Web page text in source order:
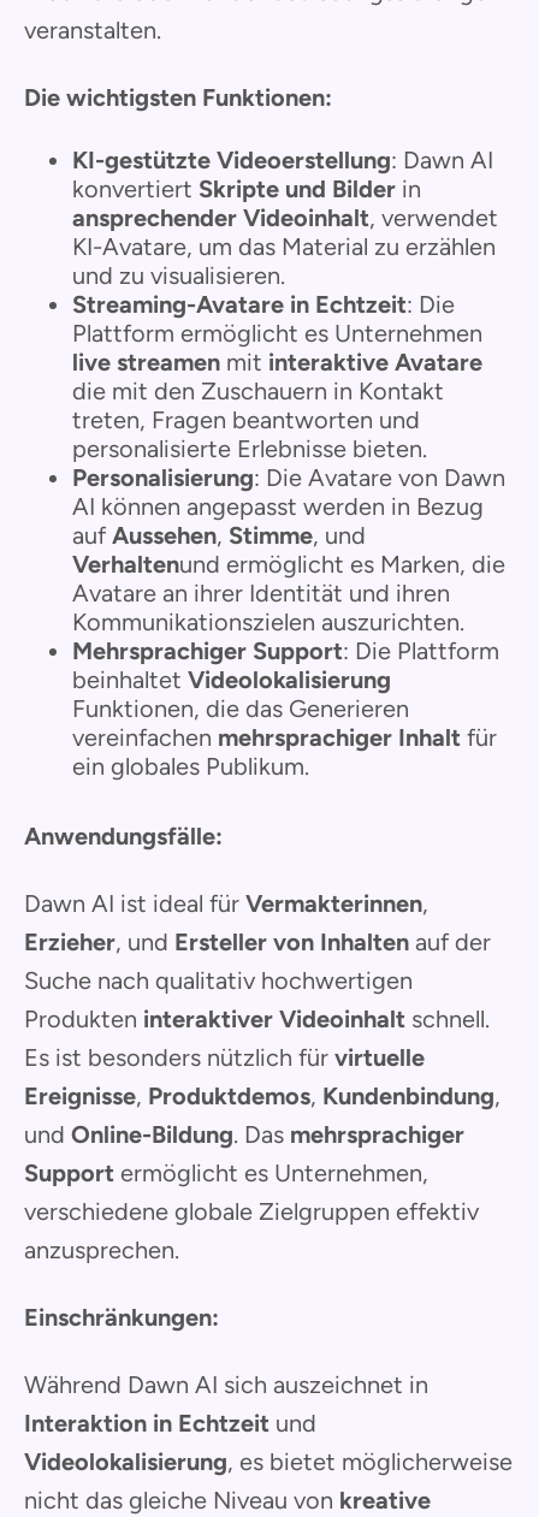
veranstalten.
Die wichtigsten Funktionen:
KI-gestützte Videoerstellung: Dawn AI
konvertiert Skripte und Bilder in
ansprechender Videoinhalt, verwendet
KI-Avatare, um das Material zu erzählen
und zu visualisieren.
Streaming-Avatare in Echtzeit: Die
Plattform ermöglicht es Unternehmen
live streamen mit interaktive Avatare
die mit den Zuschauern in Kontakt
treten, Fragen beantworten und
personalisierte Erlebnisse bieten.
Personalisierung: Die Avatare von Dawn
AI können angepasst werden in Bezug
auf Aussehen, Stimme, und
Verhaltenund ermöglicht es Marken, die
Avatare an ihrer Identität und ihren
Kommunikationszielen auszurichten.
Mehrsprachiger Support: Die Plattform
beinhaltet Videolokalisierung
Funktionen, die das Generieren
vereinfachen mehrsprachiger Inhalt für
ein globales Publikum.
Anwendungsfälle:
Dawn AI ist ideal für Vermakterinnen,
Erzieher, und Ersteller von Inhalten auf der
Suche nach qualitativ hochwertigen
Produkten interaktiver Videoinhalt schnell.
Es ist besonders nützlich für virtuelle
Ereignisse, Produktdemos, Kundenbindung,
und Online-Bildung. Das mehrsprachiger
Support ermöglicht es Unternehmen,
verschiedene globale Zielgruppen effektiv
anzusprechen.
Einschränkungen:
Während Dawn AI sich auszeichnet in
Interaktion in Echtzeit und
Videolokalisierung, es bietet möglicherweise
nicht das gleiche Niveau von kreative